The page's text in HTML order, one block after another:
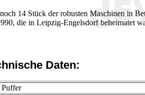
14 Stück der robusten Maschinen in
die in Leipzig-Engelsdorf beheimatet
Daten: